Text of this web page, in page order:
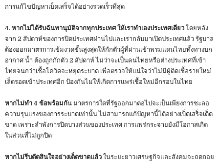
การแก้ไขปัญหาเบ็ดเสร็จได้อย่างรวดเร็วที่สุด
4. หากไม่ได้รับฉันทานุมัติจากทุกประเทศ ให้เราทำเองประเทศเดียว โดยหลัง
จาก 2 สัปดาห์ของการปิดประเทศผ่านไปและเรากลับมาเปิดประเทศแล้ว รัฐบาล
ต้องออกมาตรการเข้มงวดขั้นสูงสุดให้กักตัวผู้ที่ผ่านเข้าพรมแดนไทยทั้งทางบก
อากาศ น้ำ ต้องถูกกักตัว 2 สัปดาห์ ไม่ว่าจะเป็นคนไทยหรือต่างประเทศที่เข้า
ไทยจนกว่าเชื้อโควิดจะหยุดระบาด เพื่อตรวจให้แน่ใจว่าไม่มีผู้ติดเชื้อรายใหม่
เล็ดรอดเข้าประเทศอีก ป้องกันไม่ให้เกิดการแพร่เชื้อใหม่อีกรอบในไทย
หากไม่ทำ 4 ข้อพร้อมกัน มาตรการใดที่รัฐออกมาต่อไปจะเป็นเพียงการชะลอ
ความรุนแรงของการระบาดเท่านั้น ไม่สามารถแก้ปัญหานี้ได้อย่างเบ็ดเสร็จเด็ด
ขาด เพราะลำพังการปิดบางส่วนของประเทศ การแพร่กระจายยังมีโอกาสเกิด
ในส่วนที่ไม่ถูกปิด
หากไม่รีบตัดสินใจอย่างเด็ดขาดแล้ว ในระยะยาวเศรษฐกิจและสังคมจะถดถอย